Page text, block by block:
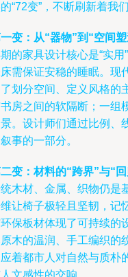
“72变”，不断刷新着我
变：从“器物”到“空间
的家具设计核心是“实
需保证安稳的睡眠。现
划分空间、定义风格的
房之间的软隔断；一组
。设计师们通过比例、
事的一部分。
变：材料的“跨界”与“回
木材、金属、织物仍是
让椅子极轻且坚韧，记
保板材体现了可持续的
木的温润、手工编织的
着都市人对自然与质朴
文感性的交响。